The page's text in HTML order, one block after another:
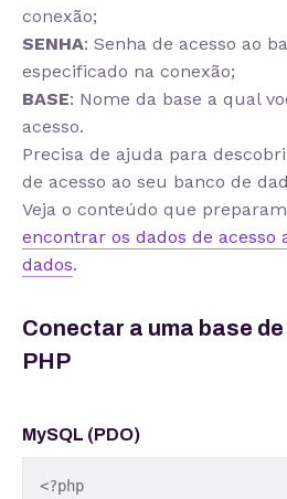
conexão;
SENHA: Senha de acesso ao
especificado na conexão;
BASE: Nome da base a qual
acesso.
Precisa de ajuda para
de acesso ao seu banco de
Veja o conteúdo que
encontrar os dados de acesso
dados.
Conectar a uma base
PHP
MySQL (PDO)
<?php